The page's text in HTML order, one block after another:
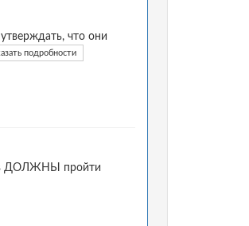
что они
подробности
ДОЛЖНЫ пройти